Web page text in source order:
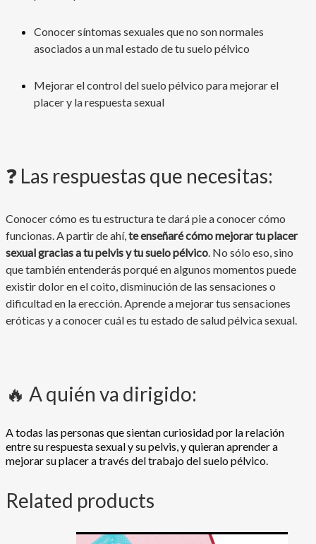
Conocer síntomas sexuales que no son normales
asociados a un mal estado de tu suelo pélvico
Mejorar el control del suelo pélvico para mejorar el
placer y la respuesta sexual
❓ Las respuestas que necesitas:
Conocer cómo es tu estructura te dará pie a conocer cómo
funcionas. A partir de ahí,te enseñaré cómo mejorar tu placer
sexual gracias a tu pelvis y tu suelo pélvico. No sólo eso, sino
que también entenderás porqué en algunos momentos puede
existir dolor en el coito, disminución de las sensaciones o
dificultad en la erección. Aprende a mejorar tus sensaciones
eróticas y a conocer cuál es tu estado de salud pélvica sexual.
🔥 A quién va dirigido:
A todas las personas que sientan curiosidad por la relación
entre su respuesta sexual y su pelvis, y quieran aprender a
mejorar su placer a través del trabajo del suelo pélvico.
Related products